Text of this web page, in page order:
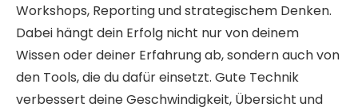
Workshops, Reporting und strategischem Denken.
Dabei hängt dein Erfolg nicht nur von deinem
Wissen oder deiner Erfahrung ab, sondern auch von
den Tools, die du dafür einsetzt. Gute Technik
verbessert deine Geschwindigkeit, Übersicht und